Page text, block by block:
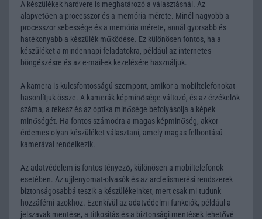
A készülékek hardvere is meghatározó a választásnál. Az
alapvetően a processzor és a memória mérete. Minél nagyobb a
processzor sebessége és a memória mérete, annál gyorsabb és
hatékonyabb a készülék működése. Ez különösen fontos, ha a
készüléket a mindennapi feladatokra, például az internetes
böngészésre és az e-mail-ek kezelésére használjuk.
A kamera is kulcsfontosságú szempont, amikor a mobiltelefonokat
hasonlítjuk össze. A kamerák képminősége változó, és az érzékelők
száma, a rekesz és az optika minősége befolyásolja a képek
minőségét. Ha fontos számodra a magas képminőség, akkor
érdemes olyan készüléket választani, amely magas felbontású
kamerával rendelkezik.
Az adatvédelem is fontos tényező, különösen a mobiltelefonok
esetében. Az ujjlenyomat-olvasók és az arcfelismerési rendszerek
biztonságosabbá teszik a készülékeinket, mert csak mi tudunk
hozzáférni azokhoz. Ezenkívül az adatvédelmi funkciók, például a
jelszavak mentése, a titkosítás és a biztonsági mentések lehetővé